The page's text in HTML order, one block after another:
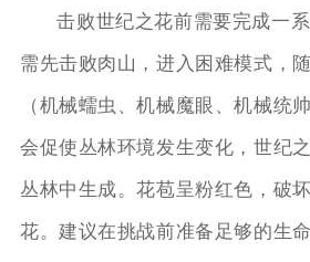
击败世纪之花前需要完成一
需先击败肉山，进入困难模式，
（机械蠕虫、机械魔眼、机械统
会促使丛林环境发生变化，世纪
丛林中生成。花苞呈粉红色，破
花。建议在挑战前准备足够的生